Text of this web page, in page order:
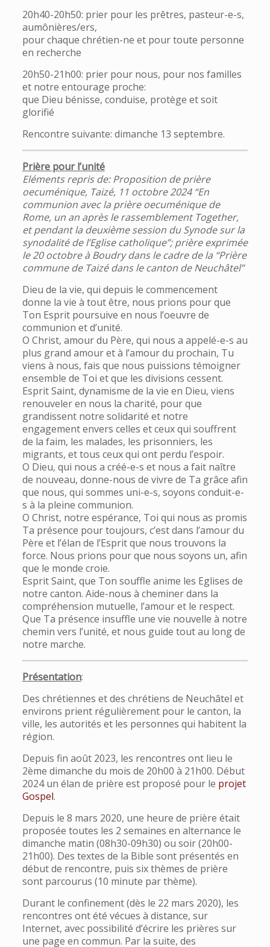
20h40-20h50: prier pour les prêtres, pasteur-e-s,
aumônières/ers,
pour chaque chrétien-ne et pour toute personne
en recherche
20h50-21h00: prier pour nous, pour nos familles
et notre entourage proche:
que Dieu bénisse, conduise, protège et soit
glorifié
Rencontre suivante: dimanche 13 septembre.
Prière pour l’unité
Eléments repris de: Proposition de prière
oecuménique, Taizé, 11 octobre 2024 “En
communion avec la prière oecuménique de
Rome, un an après le rassemblement Together,
et pendant la deuxième session du Synode sur la
synodalité de l’Eglise catholique”; prière exprimée
le 20 octobre à Boudry dans le cadre de la “Prière
commune de Taizé dans le canton de Neuchâtel”
Dieu de la vie, qui depuis le commencement
donne la vie à tout être, nous prions pour que
Ton Esprit poursuive en nous l’oeuvre de
communion et d’unité.
O Christ, amour du Père, qui nous a appelé-e-s au
plus grand amour et à l’amour du prochain, Tu
viens à nous, fais que nous puissions témoigner
ensemble de Toi et que les divisions cessent.
Esprit Saint, dynamisme de la vie en Dieu, viens
renouveler en nous la charité, pour que
grandissent notre solidarité et notre
engagement envers celles et ceux qui souffrent
de la faim, les malades, les prisonniers, les
migrants, et tous ceux qui ont perdu l’espoir.
O Dieu, qui nous a créé-e-s et nous a fait naître
de nouveau, donne-nous de vivre de Ta grâce afin
que nous, qui sommes uni-e-s, soyons conduit-e-
s à la pleine communion.
O Christ, notre espérance, Toi qui nous as promis
Ta présence pour toujours, c’est dans l’amour du
Père et l’élan de l’Esprit que nous trouvons la
force. Nous prions pour que nous soyons un, afin
que le monde croie.
Esprit Saint, que Ton souffle anime les Eglises de
notre canton. Aide-nous à cheminer dans la
compréhension mutuelle, l’amour et le respect.
Que Ta présence insuffle une vie nouvelle à notre
chemin vers l’unité, et nous guide tout au long de
notre marche.
Présentation:
Des chrétiennes et des chrétiens de Neuchâtel et
environs prient régulièrement pour le canton, la
ville, les autorités et les personnes qui habitent la
région.
Depuis fin août 2023, les rencontres ont lieu le
2ème dimanche du mois de 20h00 à 21h00. Début
2024 un élan de prière est proposé pour le projet
Gospel.
Depuis le 8 mars 2020, une heure de prière était
proposée toutes les 2 semaines en alternance le
dimanche matin (08h30-09h30) ou soir (20h00-
21h00). Des textes de la Bible sont présentés en
début de rencontre, puis six thèmes de prière
sont parcourus (10 minute par thème).
Durant le confinement (dès le 22 mars 2020), les
rencontres ont été vécues à distance, sur
Internet, avec possibilité d’écrire les prières sur
une page en commun. Par la suite, des